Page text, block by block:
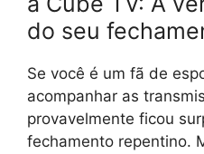
do seu
Se você é um fã de
acompanhar as
provavelmente ficou
fechamento repentino.